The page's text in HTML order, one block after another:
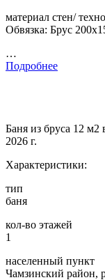
материал стен/
Обвязка: Брус
…
Подробнее
Баня из бруса 12
2026 г.
Характеристики:
тип
баня
кол-во этажей
1
населенный пункт
Чамзинский район,